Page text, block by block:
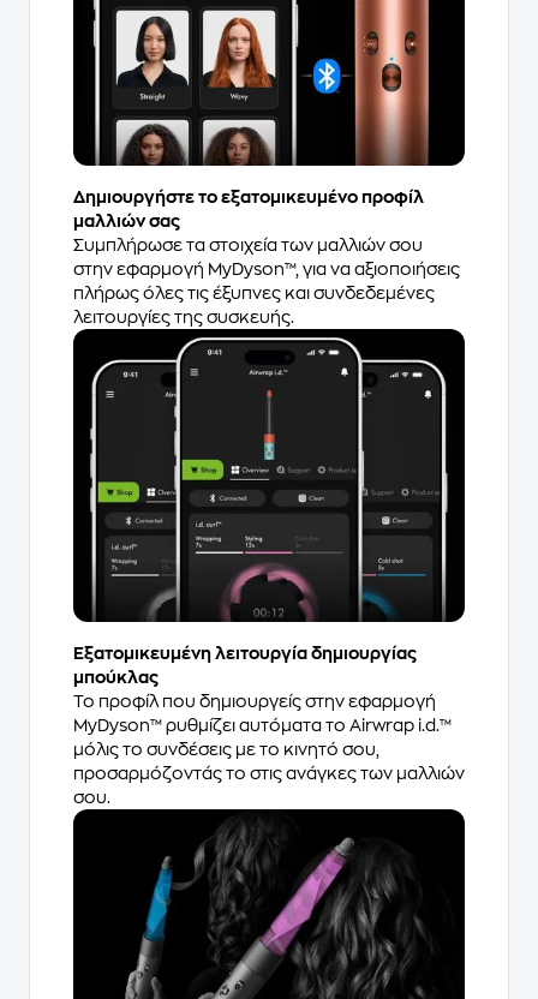
Δημιουργήστε το εξατομικευμένο προφίλ
μαλλιών σας
Συμπλήρωσε τα στοιχεία των μαλλιών σου
στην εφαρμογή MyDyson™, για να αξιοποιήσεις
πλήρως όλες τις έξυπνες και συνδεδεμένες
λειτουργίες της συσκευής.
Εξατομικευμένη λειτουργία δημιουργίας
μπούκλας
Το προφίλ που δημιουργείς στην εφαρμογή
MyDyson™ ρυθμίζει αυτόματα το Airwrap i.d.™
μόλις το συνδέσεις με το κινητό σου,
προσαρμόζοντάς το στις ανάγκες των μαλλιών
σου.